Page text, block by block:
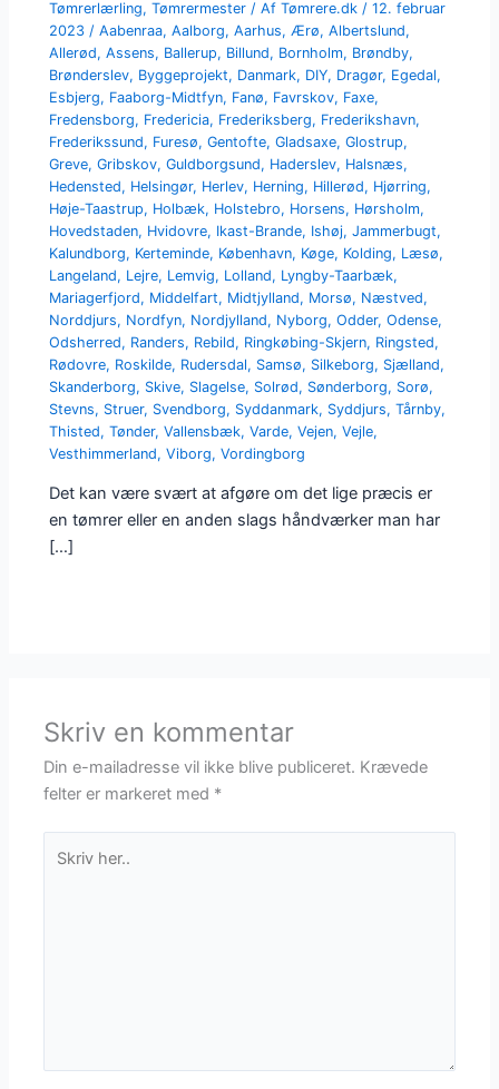
Tømrerlærling,Tømrermester / AfTømrere.dk/12. februar
2023/Aabenraa,Aalborg,Aarhus,Ærø,Albertslund,
Allerød,Assens, Ballerup, Billund, Bornholm, Brøndby,
Brønderslev, Byggeprojekt, Danmark, DIY, Dragør, Egedal,
Esbjerg, Faaborg-Midtfyn, Fanø, Favrskov, Faxe,
Fredensborg, Fredericia, Frederiksberg, Frederikshavn,
Frederikssund, Furesø,Gentofte,Gladsaxe,Glostrup,
Greve,Gribskov,Guldborgsund, Haderslev, Halsnæs,
Hedensted, Helsingør, Herlev, Herning, Hillerød, Hjørring,
Høje-Taastrup, Holbæk, Holstebro, Horsens, Hørsholm,
Hovedstaden, Hvidovre, Ikast-Brande, Ishøj,Jammerbugt,
Kalundborg, Kerteminde, København, Køge, Kolding, Læsø,
Langeland, Lejre, Lemvig, Lolland, Lyngby-Taarbæk,
Mariagerfjord, Middelfart, Midtjylland, Morsø, Næstved,
Norddjurs, Nordfyn, Nordjylland, Nyborg,Odder,Odense,
Odsherred, Randers, Rebild, Ringkøbing-Skjern, Ringsted,
Rødovre, Roskilde, Rudersdal, Samsø, Silkeborg, Sjælland,
Skanderborg, Skive, Slagelse, Solrød, Sønderborg, Sorø,
Stevns, Struer, Svendborg, Syddanmark, Syddjurs,Tårnby,
Thisted,Tønder,Vallensbæk,Varde,Vejen,Vejle,
Vesthimmerland,Viborg,Vordingborg
Det kan være svært at afgøre om det lige præcis er
en tømrer eller en anden slags håndværker man har
[…]
Skriv en kommentar
Din e-mailadresse vil ikke blive publiceret. Krævede
felter er markeret med *
her..